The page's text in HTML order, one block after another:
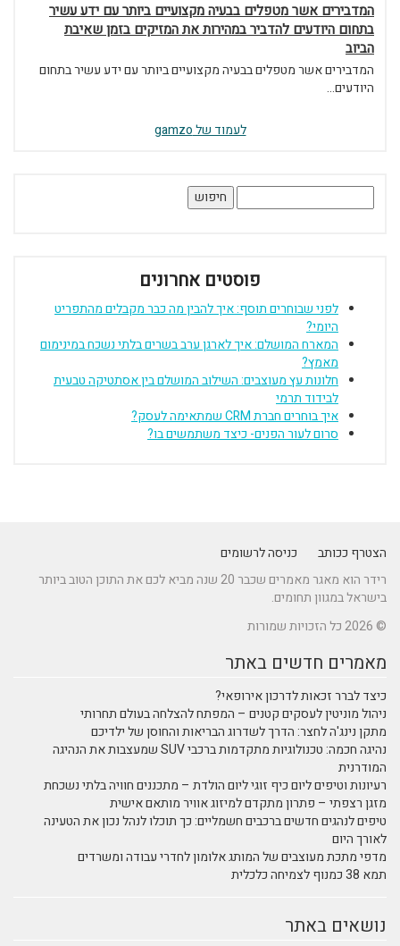
המדבירים אשר מטפלים בבעיה מקצועיים ביותר עם ידע עשיר
בתחום היודעים להדביר במהירות את המזיקים בזמן שאיבת
הביוב
המדבירים אשר מטפלים בבעיה מקצועיים ביותר עם ידע עשיר בתחום
היודעים...
לעמוד של gamzo
פוסטים אחרונים
לפני שבוחרים תוסף: איך להבין מה כבר מקבלים מהתפריט
היומי?
המארח המושלם: איך לארגן ערב בשרים בלתי נשכח במינימום
מאמץ?
חלונות עץ מעוצבים: השילוב המושלם בין אסתטיקה טבעית
לבידוד תרמי
איך בוחרים חברת CRM שמתאימה לעסק?
סרום לעור הפנים- כיצד משתמשים בו?
הצטרף ככותב
כניסה לרשומים
רידר הוא מאגר מאמרים שכבר 20 שנה מביא לכם את התוכן הטוב ביותר
בישראל במגוון תחומים.
© 2026 כל הזכויות שמורות
מאמרים חדשים באתר
כיצד לברר זכאות לדרכון אירופאי?
ניהול מוניטין לעסקים קטנים – המפתח להצלחה בעולם תחרותי
מתקן נינג'ה לחצר: הדרך לשדרוג הבריאות והחוסן של ילדיכם
נהיגה חכמה: טכנולוגיות מתקדמות ברכבי SUV שמעצבות את הנהיגה
המודרנית
רעיונות וטיפים ליום כיף זוגי ליום הולדת – מתכננים חוויה בלתי נשכחת
מזגן רצפתי – פתרון מתקדם למיזוג אוויר מותאם אישית
טיפים לנהגים חדשים ברכבים חשמליים: כך תוכלו לנהל נכון את הטעינה
לאורך היום
מדפי מתכת מעוצבים של המותג אלומון לחדרי עבודה ומשרדים
תמא 38 כמנוף לצמיחה כלכלית
נושאים באתר